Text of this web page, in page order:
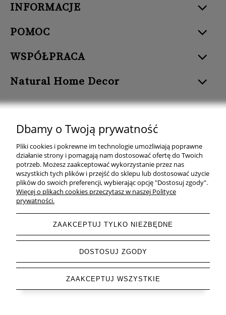
INFORMACJE
POMOC
WSPÓŁPRACA
Natural Home Decor
Natural Home Decor | E-mail: sklep at naturalhomedecor.pl | Tel.:
507 707 299 | NIP: 7971800592 | REGON: 381429127
Copyright © 2026 - Naturalhomedecor.pl
Dbamy o Twoją prywatność
Pliki cookies i pokrewne im technologie umożliwiają poprawne
działanie strony i pomagają nam dostosować ofertę do Twoich
potrzeb. Możesz zaakceptować wykorzystanie przez nas
wszystkich tych plików i przejść do sklepu lub dostosować użycie
plików do swoich preferencji, wybierając opcję "Dostosuj zgody".
Więcej o plikach cookies przeczytasz w naszej Polityce
prywatności.
ZAAKCEPTUJ TYLKO NIEZBĘDNE
DOSTOSUJ ZGODY
ZAAKCEPTUJ WSZYSTKIE